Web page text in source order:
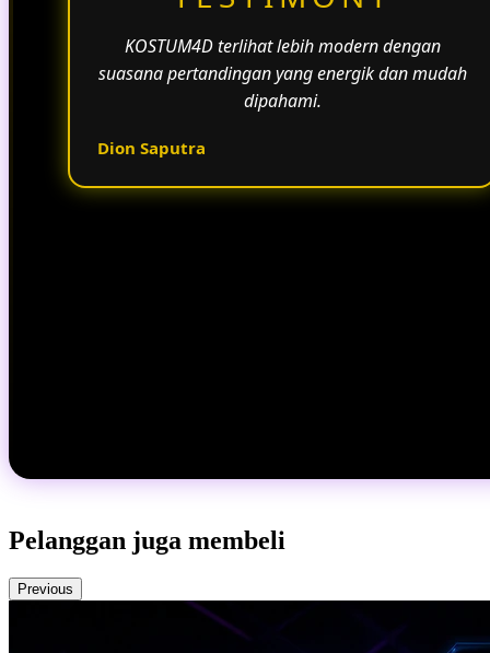
KOSTUM4D terlihat lebih modern dengan
suasana pertandingan yang energik dan mudah
dipahami.
Dion Saputra
Pelanggan juga membeli
Previous